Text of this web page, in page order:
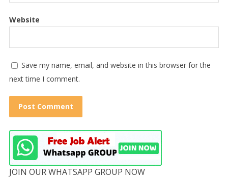
Website
Save my name, email, and website in this browser for the
next time I comment.
JOIN OUR WHATSAPP GROUP NOW